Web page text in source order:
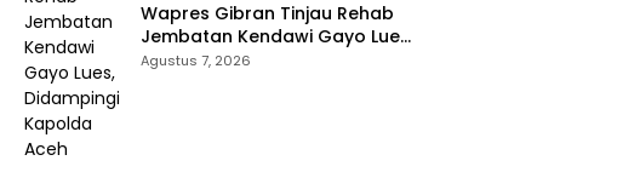
Wapres Gibran Tinjau Rehab
Jembatan Kendawi Gayo Lues,
Didampingi Kapolda Aceh
Agustus 7, 2026